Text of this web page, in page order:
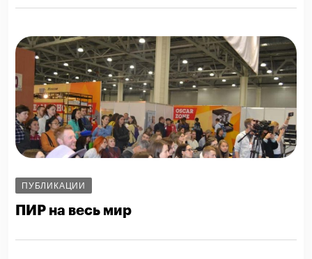
ПУБЛИКАЦИИ
ПИР на весь мир